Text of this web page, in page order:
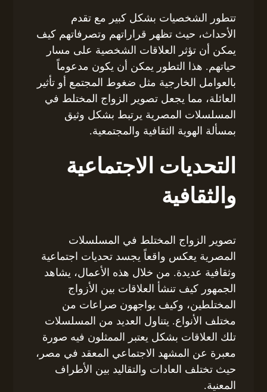
تتطور الشخصيات بشكل كبير مع تقدم
الأحداث، حيث تظهر قراراتهم وتصرفاتهم كيف
يمكن أن تؤثر العلاقات الشخصية على مسار
حياتهم. هذا التطور يمكن أن يكون مدعوماً
بالعوامل الخارجية مثل ضغوط المجتمع أو تأثير
العائلة، مما يجعل تصوير الزواج المختلط في
المسلسلات المصرية يرتبط بشكل وثيق
بمسألة الهوية الثقافية والمجتمعية.
التحديات الاجتماعية
والثقافية
تصوير الزواج المختلط في المسلسلات
المصرية يعكس واقعاً يجسد تحديات اجتماعية
وثقافية عديدة. من خلال هذه الأعمال، يشاهد
الجمهور كيف تنشأ العلاقات بين الأزواج
المختلطين، وكيف يواجهون صراعات من
مختلف الأنواع. يتناول العديد من المسلسلات
تلك العلاقات بشكل يعتبر الممثلون فيه صورة
معبرة عن المشهد الاجتماعي المعقد في مصر،
حيث تختلف العادات والتقاليد بين الأطراف
المعنية.